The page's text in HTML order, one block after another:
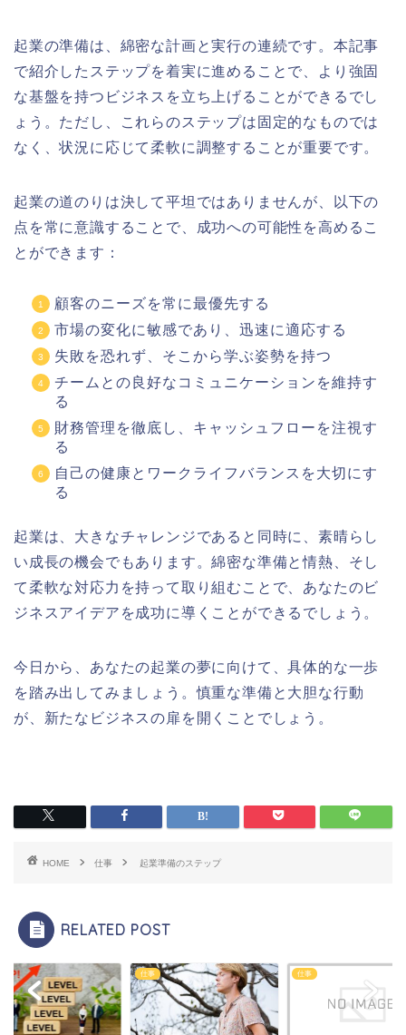
起業の準備は、綿密な計画と実行の連続です。本記事
で紹介したステップを着実に進めることで、より強固
な基盤を持つビジネスを立ち上げることができるでし
ょう。ただし、これらのステップは固定的なものでは
なく、状況に応じて柔軟に調整することが重要です。
起業の道のりは決して平坦ではありませんが、以下の
点を常に意識することで、成功への可能性を高めるこ
とができます：
顧客のニーズを常に最優先する
市場の変化に敏感であり、迅速に適応する
失敗を恐れず、そこから学ぶ姿勢を持つ
チームとの良好なコミュニケーションを維持す
る
財務管理を徹底し、キャッシュフローを注視す
る
自己の健康とワークライフバランスを大切にす
る
起業は、大きなチャレンジであると同時に、素晴らし
い成長の機会でもあります。綿密な準備と情熱、そし
て柔軟な対応力を持って取り組むことで、あなたのビ
ジネスアイデアを成功に導くことができるでしょう。
今日から、あなたの起業の夢に向けて、具体的な一歩
を踏み出してみましょう。慎重な準備と大胆な行動
が、新たなビジネスの扉を開くことでしょう。
HOME 仕事 起業準備のステップ
RELATED POST
仕事 仕事